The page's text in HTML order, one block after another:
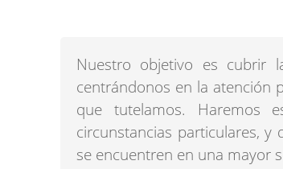
Nuestro objetivo es cubrir
centrándonos en la atención
que tutelamos. Haremos
circunstancias particulares,
se encuentren en una mayor